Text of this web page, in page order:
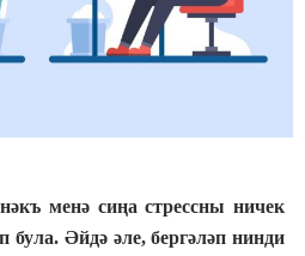
ъ менә сиңа стрессны ничек
була. Әйдә әле, бергәләп нинди